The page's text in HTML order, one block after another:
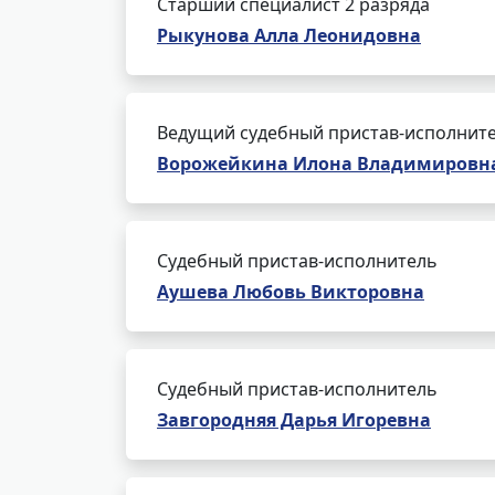
Рыкунова Алла Леонидовна
Ведущий судебный пристав-
Ворожейкина Илона
Судебный пристав-исполнитель
Аушева Любовь Викторовна
Судебный пристав-исполнитель
Завгородняя Дарья Игоревна